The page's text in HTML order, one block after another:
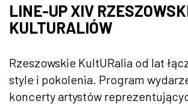
LINE-UP XIV
KULTURALIÓW
Rzeszowskie KultURalia od lat
style i pokolenia. Program
koncerty artystów